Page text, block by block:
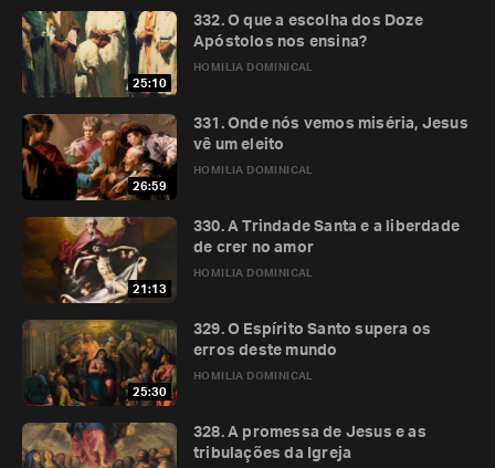
25:10
HOMILIA DOMINICAL
332. O que a escolha dos Doze
Apóstolos nos ensina?
26:59
HOMILIA DOMINICAL
331. Onde nós vemos miséria, Jesus
vê um eleito
21:13
HOMILIA DOMINICAL
330. A Trindade Santa e a liberdade
de crer no amor
25:30
HOMILIA DOMINICAL
329. O Espírito Santo supera os
erros deste mundo
328. A promessa de Jesus e as
tribulações da Igreja